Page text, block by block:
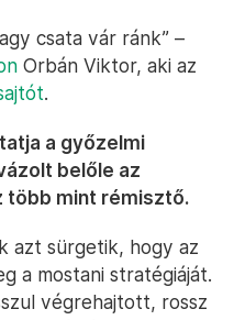
csata vár ránk” –
Orbán Viktor, aki az
.
a győzelmi
belőle az
több mint rémisztő.
azt sürgetik, hogy az
a mostani stratégiáját.
végrehajtott, rossz